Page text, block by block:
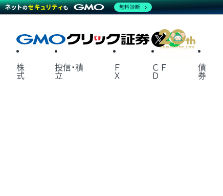
X
株
式
投信・積
立
Ｆ
Ｘ
ＣＦ
Ｄ
債
券
無料診断